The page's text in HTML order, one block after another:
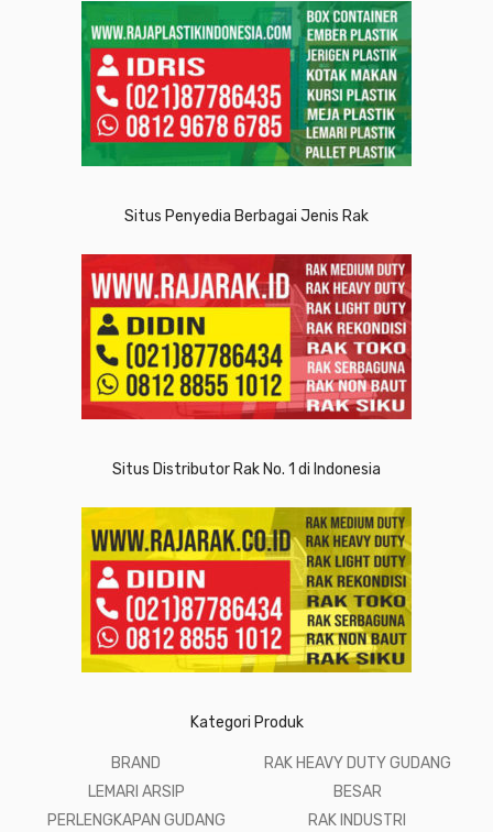
Situs Penyedia Berbagai Jenis Rak
Situs Distributor Rak No. 1 di Indonesia
Kategori Produk
BRAND
LEMARI ARSIP
PERLENGKAPAN GUDANG
RAK HEAVY DUTY GUDANG
BESAR
RAK INDUSTRI